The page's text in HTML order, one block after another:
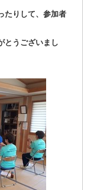
たりして、参加者
とうございまし